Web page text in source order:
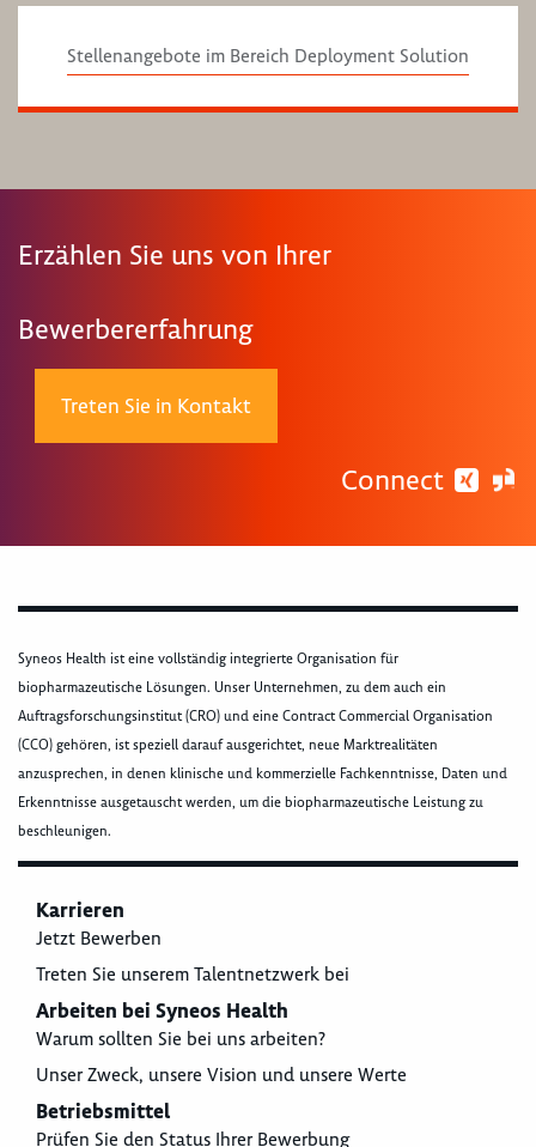
Stellenangebote im Bereich Deployment Solution
Erzählen Sie uns von Ihrer
Bewerbererfahrung
Treten Sie in Kontakt
Connect
Syneos Health ist eine vollständig integrierte Organisation für
biopharmazeutische Lösungen. Unser Unternehmen, zu dem auch ein
Auftragsforschungsinstitut (CRO) und eine Contract Commercial Organisation
(CCO) gehören, ist speziell darauf ausgerichtet, neue Marktrealitäten
anzusprechen, in denen klinische und kommerzielle Fachkenntnisse, Daten und
Erkenntnisse ausgetauscht werden, um die biopharmazeutische Leistung zu
beschleunigen.
Karrieren
Jetzt Bewerben
Treten Sie unserem Talentnetzwerk bei
Arbeiten bei Syneos Health
Warum sollten Sie bei uns arbeiten?
Unser Zweck, unsere Vision und unsere Werte
Betriebsmittel
Prüfen Sie den Status Ihrer Bewerbung